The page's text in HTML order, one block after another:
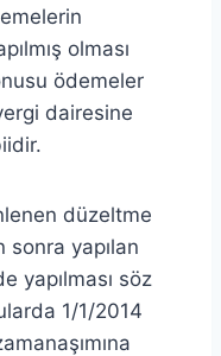
olması
ödemeler
dairesine
düzeltme
sonra yapılan
yapılması söz
1/1/2014